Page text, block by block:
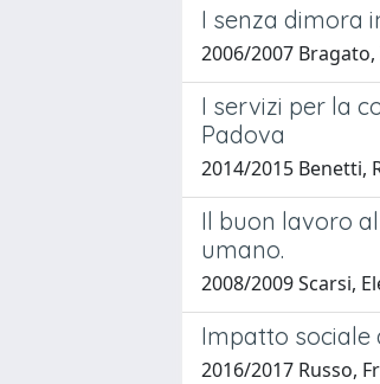
I senza dimora
2006/2007
I servizi per la
Padova
2014/2015 Benetti,
Il buon lavoro
umano.
2008/2009 Scarsi,
Impatto sociale
2016/2017 Russo,